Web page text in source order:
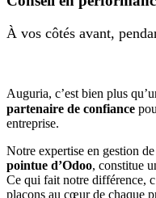
À vos côtés avant,
Auguria, c’est bien plus
partenaire de confiance
entreprise.
Notre expertise en gestion
pointue d’Odoo, constitue
Ce qui fait notre différence,
plaçons au cœur de chaque